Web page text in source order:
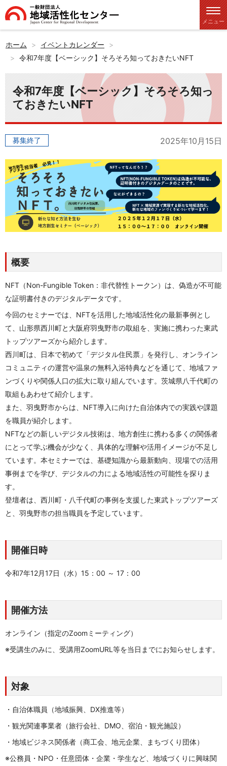
メニュー
ホーム
イベントカレンダー
令和7年度【ベーシック】そろそろ知っておきたいNFT
令和7年度【ベーシック】そろそろ知っ
ておきたいNFT
募集終了 2025年10月15日
概要
NFT（Non-Fungible Token：非代替性トークン）は、偽造が不可能
な証明書付きのデジタルデータです。
今回のセミナーでは、NFTを活用した地域活性化の最新事例とし
て、山形県西川町と大阪府羽曳野市の取組を、実施に携わった東武
トップツアーズから紹介します。
西川町は、日本で初めて「デジタル住民票」を発行し、オンライン
コミュニティの運営や温泉の無料入浴特典などを通じて、地域ファ
ンづくりや関係人口の拡大に取り組んでいます。茨城県八千代町の
取組もあわせて紹介します。
また、羽曳野市からは、NFT導入に向けた自治体内での実践や課題
を職員が紹介します。
NFTなどの新しいデジタル技術は、地方創生に携わる多くの関係者
にとって学ぶ機会が少なく、具体的な理解や活用イメージが不足し
ています。本セミナーでは、基礎知識から最新動向、現場での活用
事例までを学び、デジタルの力による地域活性の可能性を探りま
す。
登壇者は、西川町・八千代町の事例を支援した東武トップツアーズ
と、羽曳野市の担当職員を予定しています。
開催日時
令和7年12月17日（水）15：00 ～ 17：00
開催方法
オンライン（指定のZoomミーティング）
※受講生のみに、受講用ZoomURL等を当日までにお知らせします。
対象
・自治体職員（地域振興、 DX推進等）
・観光関連事業者（旅行会社、 DMO 、宿泊・観光施設）
・地域ビジネス関係者（商工会、地元企業、まちづくり団体）
※公務員・NPO・任意団体・企業・学生など、地域づくりに興味関